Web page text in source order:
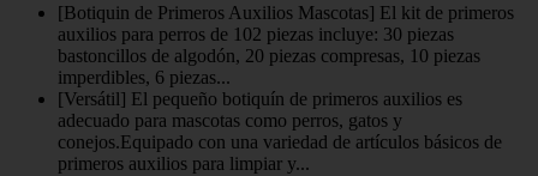
[Botiquin de Primeros Auxilios Mascotas] El kit de primeros
auxilios para perros de 102 piezas incluye: 30 piezas
bastoncillos de algodón, 20 piezas compresas, 10 piezas
imperdibles, 6 piezas...
[Versátil] El pequeño botiquín de primeros auxilios es
adecuado para mascotas como perros, gatos y
conejos.Equipado con una variedad de artículos básicos de
primeros auxilios para limpiar y...